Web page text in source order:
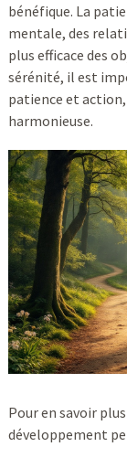
bénéfique. La
mentale, des
plus efficace des
sérénité, il est
patience et
harmonieuse.
Pour en savoir
développement